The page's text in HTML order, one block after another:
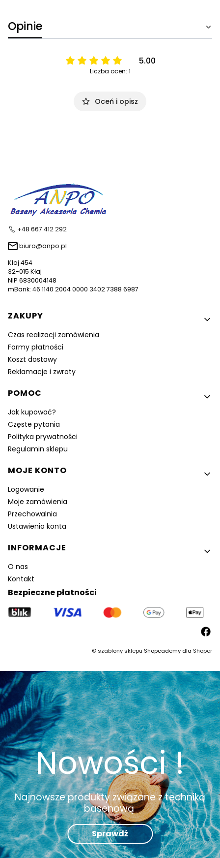
Opinie
5.00
Liczba ocen: 1
Oceń i opisz
+48 667 412 292
biuro@anpo.pl
Kłaj 454
32-015 Kłaj
NIP 6830004148
mBank: 46 1140 2004 0000 3402 7388 6987
Linki w stopce
ZAKUPY
Czas realizacji zamówienia
Formy płatności
Koszt dostawy
Reklamacje i zwroty
POMOC
Jak kupować?
Częste pytania
Polityka prywatności
Regulamin sklepu
MOJE KONTO
Logowanie
Moje zamówienia
Przechowalnia
Ustawienia konta
INFORMACJE
O nas
Kontakt
Bezpieczne płatności
©szablony sklepu Shopcademy dla Shoper
Nowości !
Najnowsze produkty związane z techniką
basenową
Sprawdź